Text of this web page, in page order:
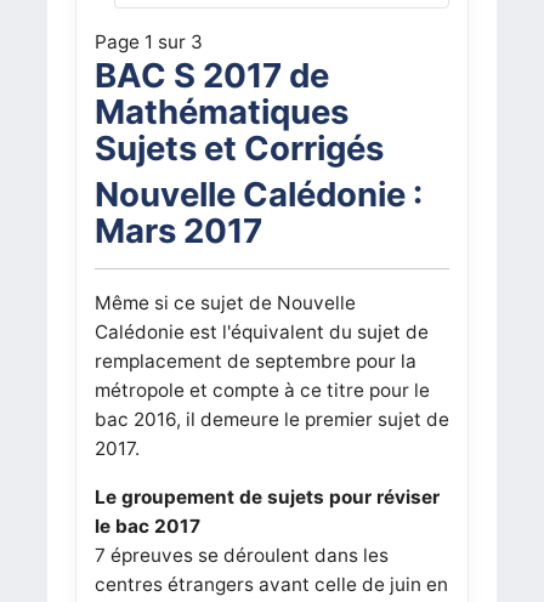
Page 1 sur 3
BAC S 2017 de
Mathématiques
Sujets et Corrigés
Nouvelle Calédonie :
Mars 2017
Même si ce sujet de Nouvelle
Calédonie est l'équivalent du sujet de
remplacement de septembre pour la
métropole et compte à ce titre pour le
bac 2016, il demeure le premier sujet de
2017.
Le groupement de sujets pour réviser
le bac 2017
7 épreuves se déroulent dans les
centres étrangers avant celle de juin en